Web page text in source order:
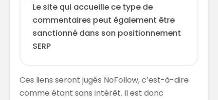
Le site qui accueille ce type de
commentaires peut également être
sanctionné dans son positionnement
SERP
Ces liens seront jugés NoFollow, c’est-à-dire
comme étant sans intérêt. Il est donc